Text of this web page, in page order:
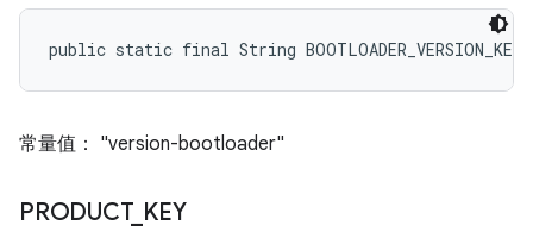
public static final String BOOTLOADER_VERSION_KEY
常量值： "version-bootloader"
PRODUCT_ KEY